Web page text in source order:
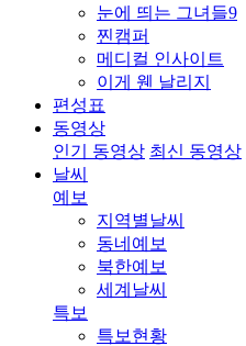
눈에 띄는 그녀들9
찐캠퍼
메디컬 인사이트
이게 웬 날리지
편성표
동영상
인기 동영상 최신 동영상
날씨
예보
지역별날씨
동네예보
북한예보
세계날씨
특보
특보현황